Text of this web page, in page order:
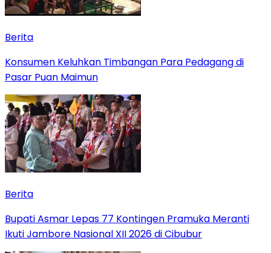
Berita
Konsumen Keluhkan Timbangan Para Pedagang di
Pasar Puan Maimun
Berita
Bupati Asmar Lepas 77 Kontingen Pramuka Meranti
Ikuti Jambore Nasional XII 2026 di Cibubur